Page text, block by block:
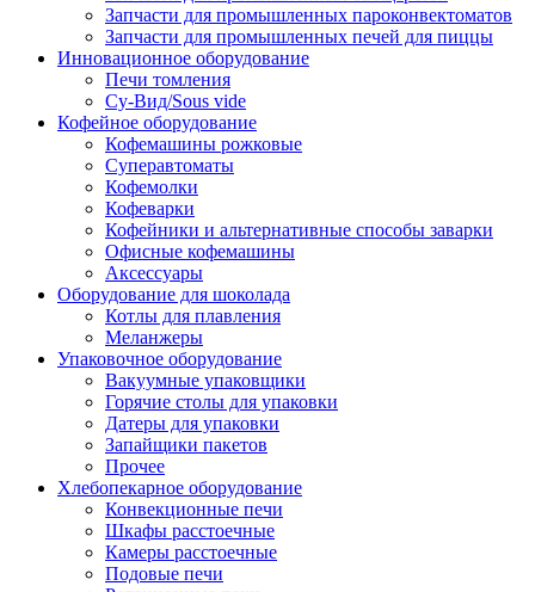
Запчасти для промышленных пароконвектоматов
Запчасти для промышленных печей для пиццы
Инновационное оборудование
Печи томления
Су-Вид/Sous vide
Кофейное оборудование
Кофемашины рожковые
Суперавтоматы
Кофемолки
Кофеварки
Кофейники и альтернативные способы заварки
Офисные кофемашины
Аксессуары
Оборудование для шоколада
Котлы для плавления
Меланжеры
Упаковочное оборудование
Вакуумные упаковщики
Горячие столы для упаковки
Датеры для упаковки
Запайщики пакетов
Прочее
Хлебопекарное оборудование
Конвекционные печи
Шкафы расстоечные
Камеры расстоечные
Подовые печи